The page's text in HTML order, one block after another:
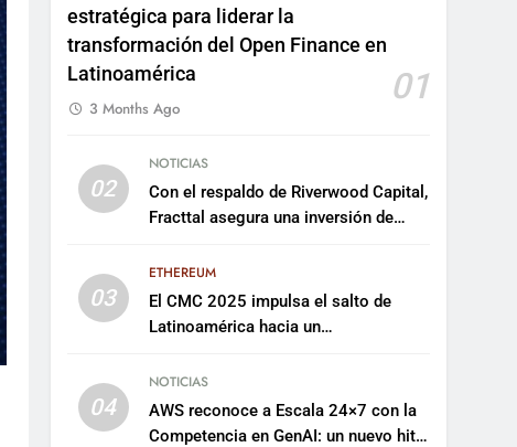
estratégica para liderar la
transformación del Open Finance en
Latinoamérica
01
3 Months Ago
02
NOTICIAS
Con el respaldo de Riverwood Capital,
Fracttal asegura una inversión de
plataforma
03
ETHEREUM
El CMC 2025 impulsa el salto de
Latinoamérica hacia un
sostenible
04
NOTICIAS
AWS reconoce a Escala 24×7 con la
Competencia en GenAI: un nuevo hito